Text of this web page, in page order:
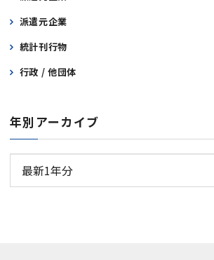
派遣元企業
統計刊行物
行政 / 他団体
年別アーカイブ